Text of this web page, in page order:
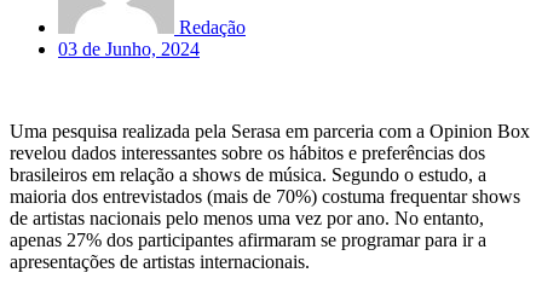
Redação
03 de Junho, 2024
Uma pesquisa realizada pela Serasa em parceria com a Opinion Box
revelou dados interessantes sobre os hábitos e preferências dos
brasileiros em relação a shows de música. Segundo o estudo, a
maioria dos entrevistados (mais de 70%) costuma frequentar shows
de artistas nacionais pelo menos uma vez por ano. No entanto,
apenas 27% dos participantes afirmaram se programar para ir a
apresentações de artistas internacionais.